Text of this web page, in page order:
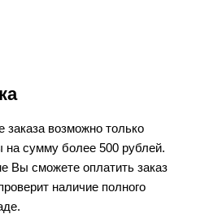
возможно только
на сумму более 500 рублей.
Вы сможете оплатить заказ
наличие полного